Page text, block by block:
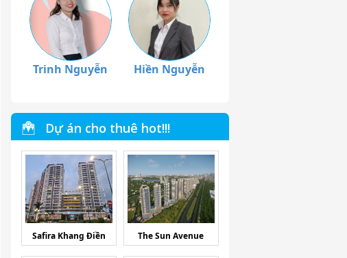
Trinh Nguyễn Hiền Nguyễn
Dự án cho thuê hot!!!
Safira Khang Điền The Sun Avenue